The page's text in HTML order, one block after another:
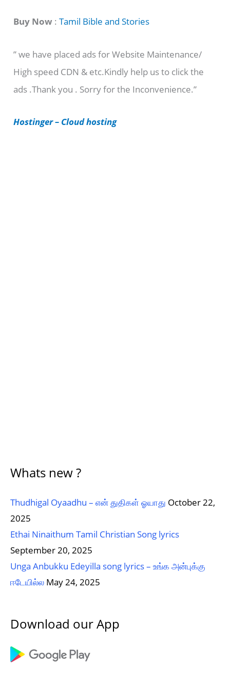
t
g
o
r
e
Buy Now :Tamil Bible and Stories
” we have placed ads for Website Maintenance/
High speed CDN & etc.Kindly help us to click the
ads .Thank you . Sorry for the Inconvenience.”
Hostinger – Cloud hosting
Whats new ?
Thudhigal Oyaadhu – என் துதிகள் ஓயாது October 22,
2025
Ethai Ninaithum Tamil Christian Song lyrics
September 20, 2025
Unga Anbukku Edeyilla song lyrics – உங்க அன்புக்கு
ஈடேயில்ல May 24, 2025
Download our App